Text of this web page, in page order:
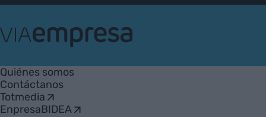
Empresa
Quiénes somos
Contáctanos
Totmedia
EnpresaBIDEA